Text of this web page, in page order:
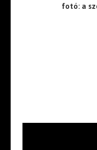
fotó: a